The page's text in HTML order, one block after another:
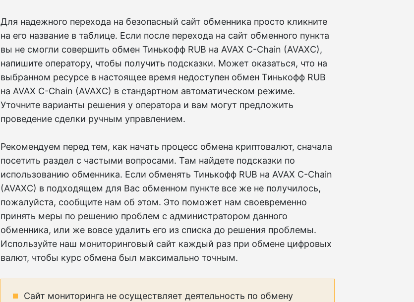
Для надежного перехода на безопасный сайт обменника просто кликните
на его название в таблице. Если после перехода на сайт обменного пункта
вы не смогли совершить обмен Тинькофф RUB на AVAX C-Chain (AVAXC),
напишите оператору, чтобы получить подсказки. Может оказаться, что на
выбранном ресурсе в настоящее время недоступен обмен Тинькофф RUB
на AVAX C-Chain (AVAXC) в стандартном автоматическом режиме.
Уточните варианты решения у оператора и вам могут предложить
проведение сделки ручным управлением.
Рекомендуем перед тем, как начать процесс обмена криптовалют, сначала
посетить раздел с частыми вопросами. Там найдете подсказки по
использованию обменника. Если обменять Тинькофф RUB на AVAX C-Chain
(AVAXC) в подходящем для Вас обменном пункте все же не получилось,
пожалуйста, сообщите нам об этом. Это поможет нам своевременно
принять меры по решению проблем с администратором данного
обменника, или же вовсе удалить его из списка до решения проблемы.
Используйте наш мониторинговый сайт каждый раз при обмене цифровых
валют, чтобы курс обмена был максимально точным.
Сайт мониторинга не осуществляет деятельность по обмену